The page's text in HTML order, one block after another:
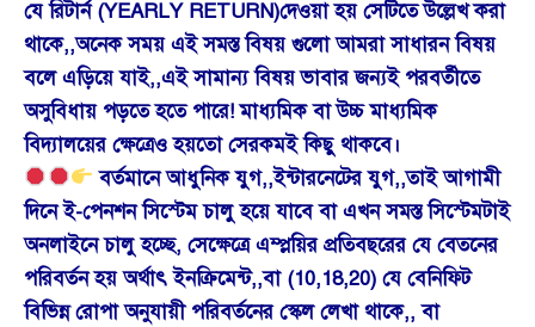
যে রিটার্ন (YEARLY RETURN)দেওয়া হয় সেটিতে উল্লেখ করা
থাকে,,অনেক সময় এই সমস্ত বিষয় গুলো আমরা সাধারন বিষয়
বলে এড়িয়ে যাই,,এই সামান্য বিষয় ভাবার জন্যই পরবর্তীতে
অসুবিধায় পড়তে হতে পারে! মাধ্যমিক বা উচ্চ মাধ্যমিক
বিদ্যালয়ের ক্ষেত্রেও হয়তো সেরকমই কিছু থাকবে।
বর্তমানে আধুনিক যুগ,,ইন্টারনেটের যুগ,,তাই আগামী
দিনে ই-পেনশন সিস্টেম চালু হয়ে যাবে বা এখন সমস্ত সিস্টেমটাই
অনলাইনে চালু হচ্ছে, সেক্ষেত্রে এম্প্লয়ির প্রতিবছরের যে বেতনের
পরিবর্তন হয় অর্থাৎ ইনক্রিমেন্ট,,বা (10,18,20) যে বেনিফিট
বিভিন্ন রোপা অনুযায়ী পরিবর্তনের স্কেল লেখা থাকে,, বা